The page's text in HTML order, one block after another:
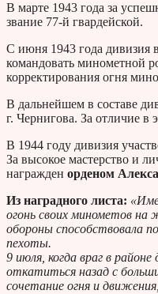
В марте 1943 года за
звание 77-й гвардейской.
С июня 1943 года дивизия
командовать минометной
корректирования огня
В дальнейшем в составе
г. Чернигова. За отличие в
В 1944 году дивизия
За высокое мастерство и
награжден орденом
Из наградного листа:
огонь своих минометов на
обороны способствовала
пехоты.
9 июля, когда враг в
откатиться назад с
сочетание огня и